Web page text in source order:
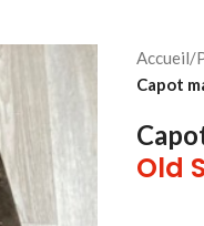
Accueil/
Capot
Old